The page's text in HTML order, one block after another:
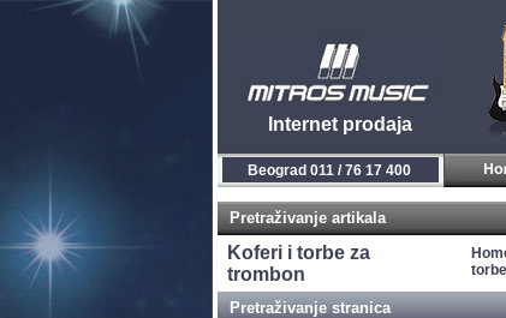
Internet prodaja
Beograd 011 / 76 17 400
Pretraživanje artikala
Koferi i torbe za
trombon
Pretraživanje stranica